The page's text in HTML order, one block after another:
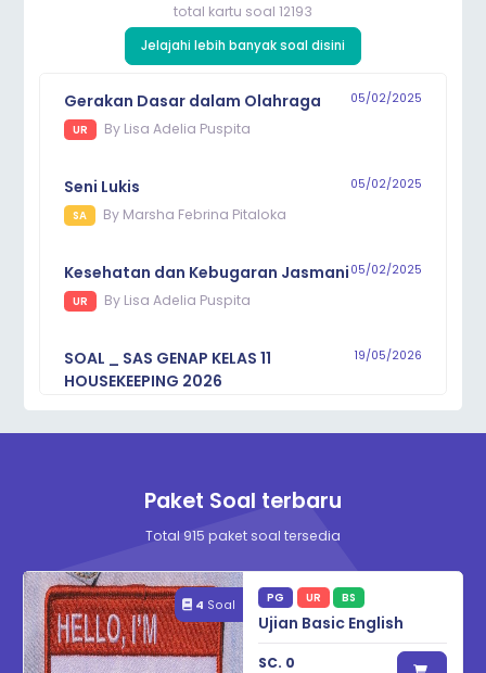
total kartu soal 12193
Jelajahi lebih banyak soal disini
Gerakan Dasar dalam Olahraga 05/02/2025
UR By Lisa Adelia Puspita
Seni Lukis 05/02/2025
SA By Marsha Febrina Pitaloka
Kesehatan dan Kebugaran Jasmani 05/02/2025
UR By Lisa Adelia Puspita
SOAL _ SAS GENAP KELAS 11
HOUSEKEEPING 2026
19/05/2026
PG ByNuri hartantyo susan
HOUSEKEEPING 2026
Bahasa indonesia V PG Novel 06/02/2025
PG BySukoco Nuggroho
Paket Soal terbaru
Total 915 paket soal tersedia
4 Soal PG UR BS
Ujian Basic English
SC. 0